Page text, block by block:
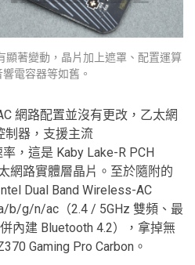
顯著變動，晶片加上遮罩、配置運算
電容器等如舊。
網路配置並沒有更改，乙太網
制器，支援主流
，這是 Kaby Lake-R PCH
網路實體層晶片。至於隨附的
Dual Band Wireless-AC
b/g/n/ac（2.4 / 5GHz 雙頻、最
內建 Bluetooth 4.2），拿掉無
Gaming Pro Carbon。